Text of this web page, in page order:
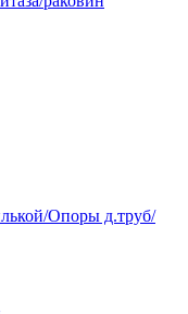
Опоры д.труб/